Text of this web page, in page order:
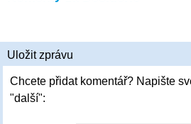
Uložit zprávu
Chcete přidat komentář? Napište
"další":